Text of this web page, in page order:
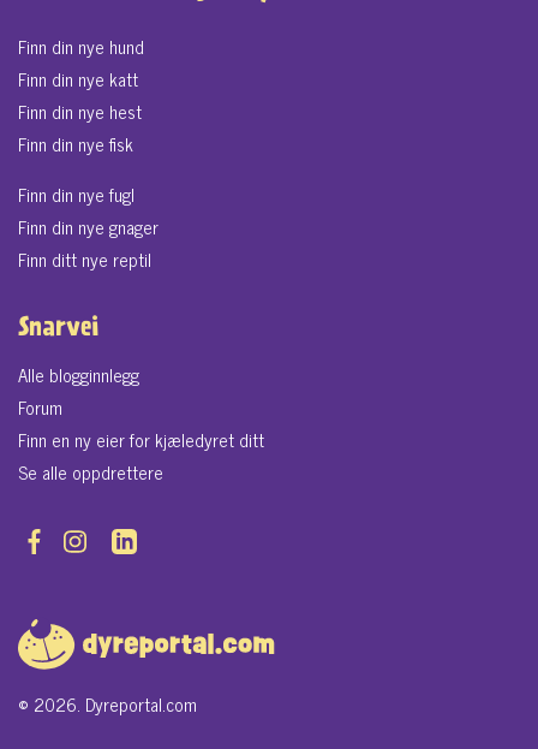
Finn din nye hund
Finn din nye katt
Finn din nye hest
Finn din nye fisk
Finn din nye fugl
Finn din nye gnager
Finn ditt nye reptil
Snarvei
Alle blogginnlegg
Forum
Finn en ny eier for kjæledyret ditt
Se alle oppdrettere
© 2026. Dyreportal.com